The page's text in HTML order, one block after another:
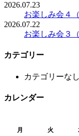
2026.07.23
お楽しみ会４
2026.07.22
お楽しみ会３
カテゴリー
カテゴリーなし
カレンダー
月 火